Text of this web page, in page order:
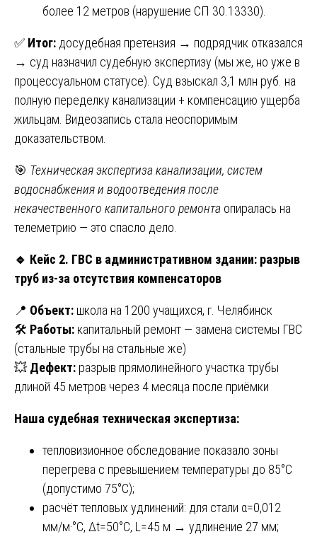
более 12 метров (нарушение СП 30.13330).
✅ Итог: досудебная претензия → подрядчик отказался
→ суд назначил судебную экспертизу (мы же, но уже в
процессуальном статусе). Суд взыскал 3,1 млн руб. на
полную переделку канализации + компенсацию ущерба
жильцам. Видеозапись стала неоспоримым
доказательством.
🎯 Техническая экспертиза канализации, систем
водоснабжения и водоотведения после
некачественного капитального ремонта опиралась на
телеметрию — это спасло дело.
🔹 Кейс 2. ГВС в административном здании: разрыв
труб из-за отсутствия компенсаторов
📍 Объект: школа на 1200 учащихся, г. Челябинск
🛠 Работы: капитальный ремонт — замена системы ГВС
(стальные трубы на стальные же)
💥 Дефект: разрыв прямолинейного участка трубы
длиной 45 метров через 4 месяца после приёмки
Наша судебная техническая экспертиза:
тепловизионное обследование показало зоны
перегрева с превышением температуры до 85°C
(допустимо 75°C);
расчёт тепловых удлинений: для стали α=0,012
мм/м·°C, Δt=50°C, L=45 м → удлинение 27 мм;